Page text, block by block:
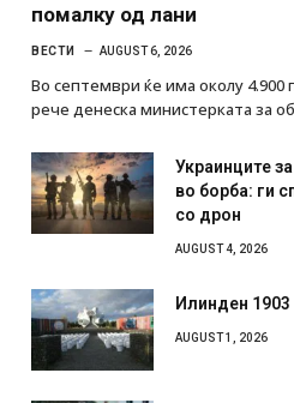
помалку од лани
ВЕСТИ AUGUST 6, 2026
Во септември ќе има околу
рече денеска министерката за
Украинците
во борба: ги
со дрон
AUGUST 4, 2026
Илинден
AUGUST 1, 2026